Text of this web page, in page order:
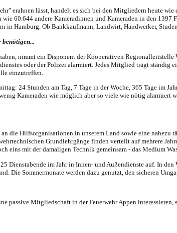
erahnen lässt, handelt es sich bei den Mitgliedern heute
60.644 andere Kameradinnen und Kameraden in den
in Hamburg. Ob Bankkaufmann, Landwirt, Handwerker,
benötigen...
nimmt ein Disponent der Kooperativen
oder der Polizei alarmiert. Jedes Mitglied trägt
einzutreffen.
24 Stunden am Tag, 7 Tage in der Woche, 365 Tage im
Kameraden wie möglich aber so viele wie nötig
an die Hilfsorganisationen in unserem Land sowie eine
Grundlehrgänge finden verteilt auf mehrere
eins mit der damaligen Technik gemeinsam - das Medium
Dienstabende im Jahr in Innen- und Außendienste auf. In
Die Sommermonate werden dazu genutzt, den sicheren
passive Mitgliedschaft in der Feuerwehr Appen